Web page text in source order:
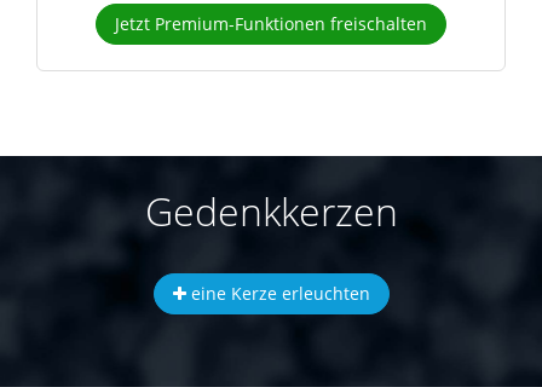
Jetzt Premium-Funktionen freischalten
Gedenkkerzen
eine Kerze erleuchten